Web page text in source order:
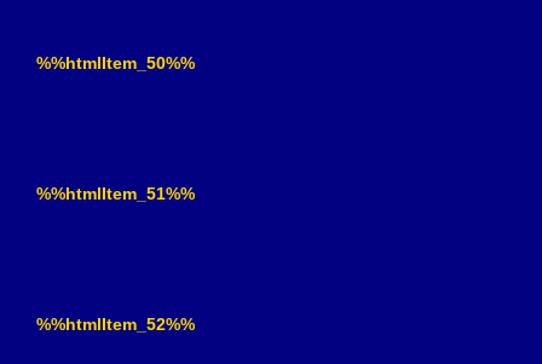
%%htmlItem_50%%
%%htmlItem_51%%
%%htmlItem_52%%